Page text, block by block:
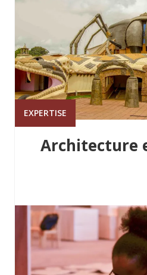
EXPERTISE
Architecture